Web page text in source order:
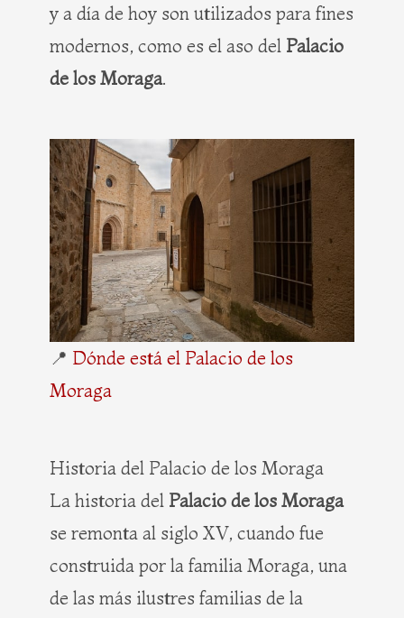
y a día de hoy son utilizados para fines
modernos, como es el aso del Palacio
de los Moraga.
📍 Dónde está el Palacio de los
Moraga
Historia del Palacio de los Moraga
La historia del Palacio de los Moraga
se remonta al siglo XV, cuando fue
construida por la familia Moraga, una
de las más ilustres familias de la